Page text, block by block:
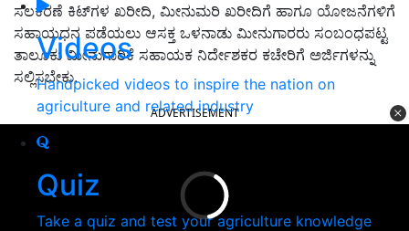
Videos
Handpicked videos to inspire the nation on
agriculture and related industry
Quiz
Take a quiz and test your agriculture knowledge
ಸಲಕರಣೆ ಕಿಟ್‌ಗಳ ಖರೀದಿ, ಮೀನುಮರಿ ಖರೀದಿಗೆ ಹಾಗೂ ಯೋಜನೆಗಳಿಗೆ
ಸಹಾಯಧನ ಪಡೆಯಲು ಆಸಕ್ತ ಒಳನಾಡು ಮೀನುಗಾರರು ಸಂಬಂಧಪಟ್ಟ
ತಾಲೂಕು ಮೀನುಗಾರಿಕೆ ಸಹಾಯಕ ನಿರ್ದೇಶಕರ ಕಚೇರಿಗೆ ಅರ್ಜಿಗಳನ್ನು
ಸಲ್ಲಿಸಬೇಕು.
ADVERTISEMENT